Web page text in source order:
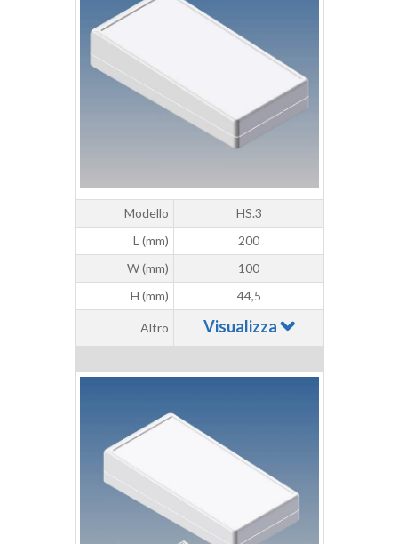
Modello
HS.3
L (mm)
200
W (mm)
100
H (mm)
44,5
Altro Visualizza